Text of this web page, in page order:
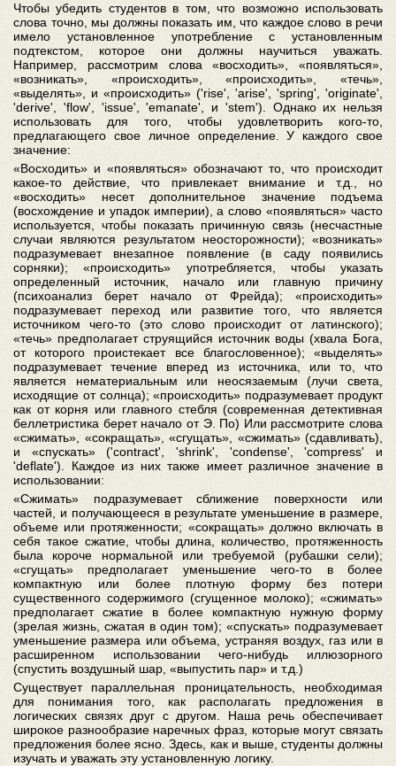
Чтобы убедить студентов в том, что возможно использовать
слова точно, мы должны показать им, что каждое слово в речи
имело установленное употребление с установленным
подтекстом, которое они должны научиться уважать.
Например, рассмотрим слова «восходить», «появляться»,
«возникать», «происходить», «происходить», «течь»,
«выделять», и «происходить» ('rise', 'arise', 'spring', 'originate',
'derive', 'flow', 'issue', 'emanate', и 'stem'). Однако их нельзя
использовать для того, чтобы удовлетворить кого-то,
предлагающего свое личное определение. У каждого свое
значение:
«Восходить» и «появляться» обозначают то, что происходит
какое-то действие, что привлекает внимание и т.д., но
«восходить» несет дополнительное значение подъема
(восхождение и упадок империи), а слово «появляться» часто
используется, чтобы показать причинную связь (несчастные
случаи являются результатом неосторожности); «возникать»
подразумевает внезапное появление (в саду появились
сорняки); «происходить» употребляется, чтобы указать
определенный источник, начало или главную причину
(психоанализ берет начало от Фрейда); «происходить»
подразумевает переход или развитие того, что является
источником чего-то (это слово происходит от латинского);
«течь» предполагает струящийся источник воды (хвала Бога,
от которого проистекает все благословенное); «выделять»
подразумевает течение вперед из источника, или то, что
является нематериальным или неосязаемым (лучи света,
исходящие от солнца); «происходить» подразумевает продукт
как от корня или главного стебля (современная детективная
беллетристика берет начало от Э. По) Или рассмотрите слова
«сжимать», «сокращать», «сгущать», «сжимать» (сдавливать),
и «спускать» ('contract', 'shrink', 'condense', 'compress' и
'deflate'). Каждое из них также имеет различное значение в
использовании:
«Сжимать» подразумевает сближение поверхности или
частей, и получающееся в результате уменьшение в размере,
объеме или протяженности; «сокращать» должно включать в
себя такое сжатие, чтобы длина, количество, протяженность
была короче нормальной или требуемой (рубашки сели);
«сгущать» предполагает уменьшение чего-то в более
компактную или более плотную форму без потери
существенного содержимого (сгущенное молоко); «сжимать»
предполагает сжатие в более компактную нужную форму
(зрелая жизнь, сжатая в один том); «спускать» подразумевает
уменьшение размера или объема, устраняя воздух, газ или в
расширенном использовании чего-нибудь иллюзорного
(спустить воздушный шар, «выпустить пар» и т.д.)
Существует параллельная проницательность, необходимая
для понимания того, как располагать предложения в
логических связях друг с другом. Наша речь обеспечивает
широкое разнообразие наречных фраз, которые могут связать
предложения более ясно. Здесь, как и выше, студенты должны
изучать и уважать эту установленную логику.